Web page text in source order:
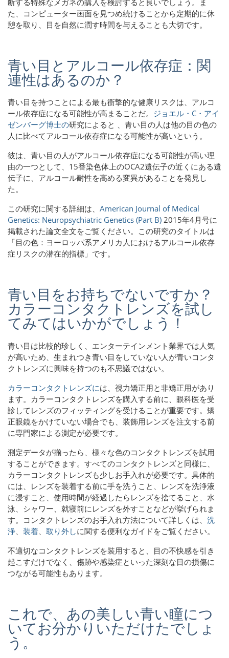
た、コンピューター画面を見つめ続けることから定期的に休
憩を取り、目を自然に潤す時間を与えることも大切です。
青い目とアルコール依存症：関
連性はあるのか？
青い目を持つことによる最も衝撃的な健康リスクは、アルコ
ール依存症になる可能性が高まることだ。 ジョエル・C・アイ
ゼンバーグ博士の研究によると 、青い目の人は他の目の色の
人に比べてアルコール依存症になる可能性が高いという。
彼は、青い目の人がアルコール依存症になる可能性が高い理
由の一つとして、15番染色体上のOCA2遺伝子の近くにある遺
伝子に、アルコール耐性を高める変異があることを発見し
た。
この研究に関する詳細は、 American Journal of Medical
Genetics: Neuropsychiatric Genetics (Part B) 2015年4月号に
掲載された論文全文をご覧ください。この研究のタイトルは
「目の色：ヨーロッパ系アメリカ人におけるアルコール依存
症リスクの潜在的指標」です。
青い目をお持ちでないですか？
カラーコンタクトレンズを試し
てみてはいかがでしょう！
青い目は比較的珍しく、エンターテインメント業界では人気
が高いため、生まれつき青い目をしていない人が青いコンタ
クトレンズに興味を持つのも不思議ではない。
カラーコンタクトレンズには、視力矯正用と非矯正用があり
ます。カラーコンタクトレンズを購入する前に、眼科医を受
診してレンズのフィッティングを受けることが重要です。矯
正眼鏡をかけていない場合でも、装飾用レンズを注文する前
に専門家による測定が必要です。
測定データが揃ったら、様々な色のコンタクトレンズを試用
することができます。すべてのコンタクトレンズと同様に、
カラーコンタクトレンズも少しお手入れが必要です。具体的
には、レンズを装着する前に手を洗うこと、レンズを洗浄液
に浸すこと、使用時間が経過したらレンズを捨てること、水
泳、シャワー、就寝前にレンズを外すことなどが挙げられま
す。コンタクトレンズのお手入れ方法について詳しくは、 洗
浄
装着 取り外しに関する便利なガイドをご覧ください。
不適切なコンタクトレンズを装用すると、目の不快感を引き
起こすだけでなく、傷跡や感染症といった深刻な目の損傷に
つながる可能性もあります。
これで、あの美しい青い瞳につ
いてお分かりいただけたでしょ
う。